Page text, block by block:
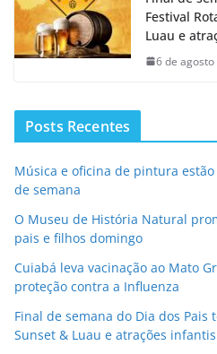
Festival
Luau e
6 de
Posts Recentes
Música e oficina de pintura
de semana
O Museu de História Natural
pais e filhos domingo
Cuiabá leva vacinação ao Mato
proteção contra a Influenza
Final de semana do Dia dos Pais
Sunset & Luau e atrações